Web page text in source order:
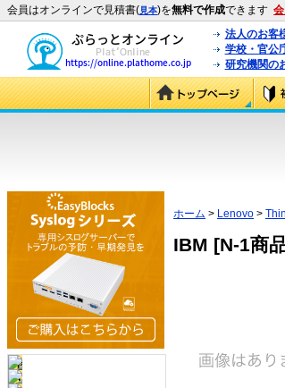
会員はオンラインで見積書(見本)を無料で作成できます
法人のお客
学校・官公
研究機関の
ホーム > Lenovo >
IBM [N-1商